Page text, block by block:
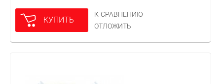
КУПИТЬ
К СРАВНЕНИЮ
ОТЛОЖИТЬ